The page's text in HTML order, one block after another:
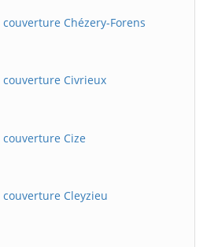
Chézery-Forens
Civrieux
Cize
Cleyzieu